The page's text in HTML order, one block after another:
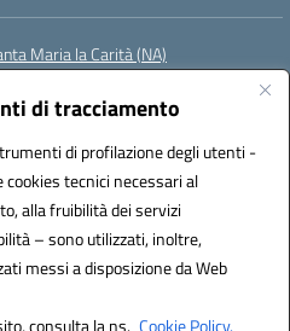
di tracciamento
di profilazione degli utenti -
tecnici necessari al
alla fruibilità dei servizi
– sono utilizzati, inoltre,
messi a disposizione da Web
consulta la ns. Cookie Policy.
Maria la Carità (NA)
NAEE21900T@pec.istruzione.it
(IPA): istsc_naee21900t
by 3D Solution S.r.l.